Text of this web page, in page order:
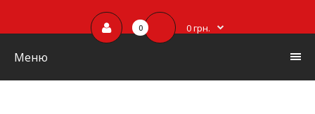
0 0 грн.
Меню